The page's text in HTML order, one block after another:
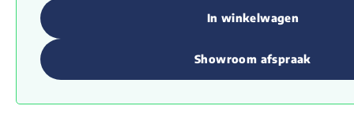
In winkelwagen
Showroom afspraak